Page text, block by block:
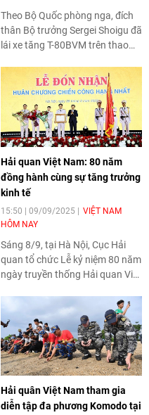
Theo Bộ Quốc phòng nga, đích
thân Bộ trưởng Sergei Shoigu đã
lái xe tăng T-80BVM trên thao
đường đua cho nội dung thi 'Xe
tăng hành tiến' trong khuôn khổ
sự kiện thể thao quân sự Army
Games 2021.
Hải quan Việt Nam: 80 năm
đồng hành cùng sự tăng trưởng
kinh tế
15:50 | 09/09/2025
VIỆT NAM
HÔM NAY
Sáng 8/9, tại Hà Nội, Cục Hải
quan tổ chức Lễ kỷ niệm 80 năm
ngày truyền thống Hải quan Việt
Chiến công hạng Nhất. Hành
trình 80 năm (1945-2025) của
Hải quan Việt Nam ghi dấu sự
trưởng thành vượt bậc, từ lực
lượng thu thuế sơ khai đến cơ
quan quản lý nhà nước hiện đại,
tiên phong chuyển đổi số và hội
Hải quân Việt Nam tham gia
diễn tập đa phương Komodo tại